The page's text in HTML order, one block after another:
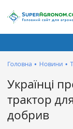
Головна • Новини •
Українці
трактор
добрив